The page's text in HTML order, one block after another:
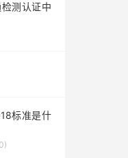
测认证中
标准是什